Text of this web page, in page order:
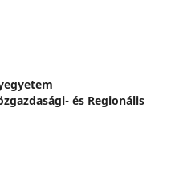
és Regionális